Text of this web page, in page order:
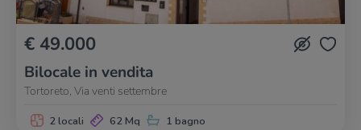
€ 49.000
Bilocale in vendita
Tortoreto, Via venti settembre
2 locali 62 Mq 1 bagno